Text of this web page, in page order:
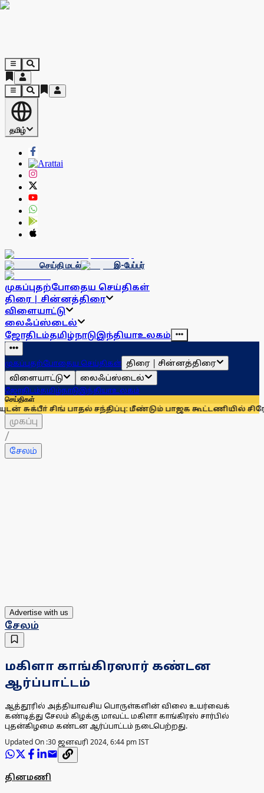
தமிழ்
செய்தி மடல் இ-பேப்பர்
முகப்புதற்போதைய செய்திகள்
திரை | சின்னத்திரை
விளையாட்டு
லைஃப்ஸ்டைல்
ஜோதிடம்தமிழ்நாடுஇந்தியாஉலகம்
முகப்புதற்போதைய செய்திகள் திரை | சின்னத்திரை
விளையாட்டு
லைஃப்ஸ்டைல்
ஜோதிடம்தமிழ்நாடுஇந்தியாஉலகம்
செய்திகள்
சிங் பாதல் சந்திப்பு: மீண்டும் பாஜக கூட்டணியில் சிரோமணி
முகப்பு
/
சேலம்
Advertise with us
சேலம்
மகிளா காங்கிரஸார் கண்டன
ஆர்ப்பாட்டம்
ஆத்தூரில் அத்தியாவசிய பொருள்களின் விலை உயர்வைக்
கண்டித்து சேலம் கிழக்கு மாவட்ட மகிளா காங்கிரஸ் சார்பில்
புதன்கிழமை கண்டன ஆர்ப்பாட்டம் நடைபெற்றது.
Updated On :30 ஜனவரி 2024, 6:44 pm IST
தினமணி